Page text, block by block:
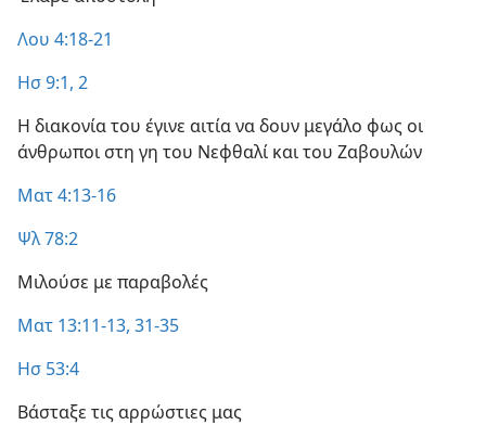
Λου 4:18-21
Ησ 9:1, 2
Η διακονία του έγινε αιτία να δουν μεγάλο φως οι
άνθρωποι στη γη του Νεφθαλί και του Ζαβουλών
Ματ 4:13-16
Ψλ 78:2
Μιλούσε με παραβολές
Ματ 13:11-13, 31-35
Ησ 53:4
Βάσταξε τις αρρώστιες μας